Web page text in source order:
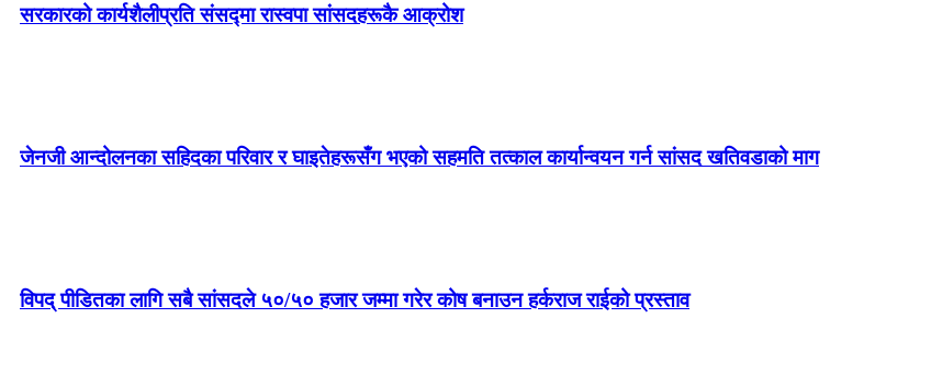
सरकारको कार्यशैलीप्रति संसद्‍मा रास्वपा सांसदहरूकै आक्रोश
जेनजी आन्दोलनका सहिदका परिवार र घाइतेहरूसँग भएको सहमति तत्काल कार्यान्वयन गर्न सांसद खतिवडाको माग
विपद् पीडितका लागि सबै सांसदले ५०/५० हजार जम्मा गरेर कोष बनाउन हर्कराज राईको प्रस्ताव